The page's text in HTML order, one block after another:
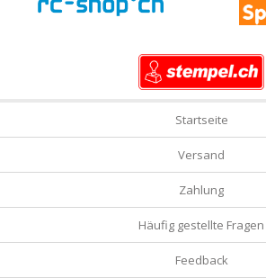
Startseite
Versand
Zahlung
Häufig gestellte Fragen
Feedback